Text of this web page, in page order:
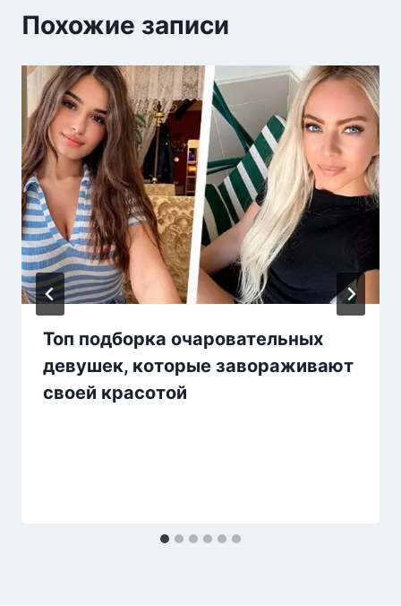
Похожие записи
Топ подборка очаровательных
девушек, которые завораживают
своей красотой